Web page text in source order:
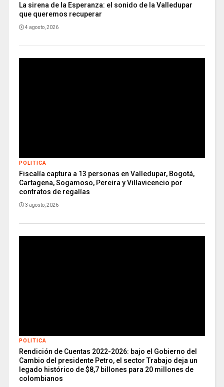
La sirena de la Esperanza: el sonido de la Valledupar
que queremos recuperar
4 agosto, 2026
POLITICA
Fiscalía captura a 13 personas en Valledupar, Bogotá,
Cartagena, Sogamoso, Pereira y Villavicencio por
contratos de regalías
3 agosto, 2026
POLITICA
Rendición de Cuentas 2022-2026: bajo el Gobierno del
Cambio del presidente Petro, el sector Trabajo deja un
legado histórico de $8,7 billones para 20 millones de
colombianos